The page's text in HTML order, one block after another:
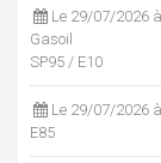
Le 29/07/2026
Gasoil
SP95 / E10
Le 29/07/2026
E85